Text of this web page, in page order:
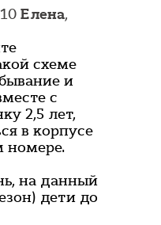
Елена,
схеме
и
с
2,5 лет,
в корпусе
номере.
на данный
дети до